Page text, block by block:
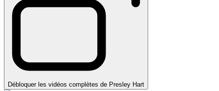
Débloquer les vidéos complètes de Presley Hart